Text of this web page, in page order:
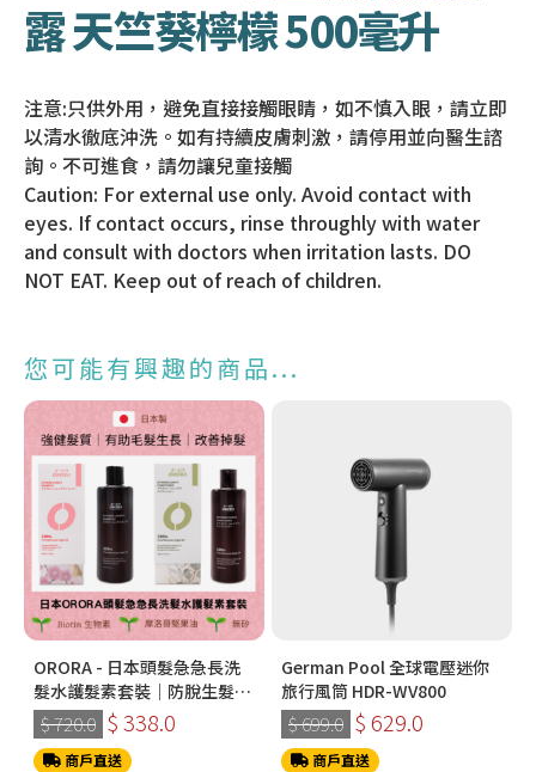
露 天竺葵檸檬 500毫升
注意:只供外用，避免直接接觸眼睛，如不慎入眼，請立即
以清水徹底沖洗。如有持續皮膚刺激，請停用並向醫生諮
詢。不可進食，請勿讓兒童接觸
Caution: For external use only. Avoid contact with
eyes. If contact occurs, rinse throughly with water
and consult with doctors when irritation lasts. DO
NOT EAT. Keep out of reach of children.
您可能有興趣的商品...
ORORA - 日本頭髮急急長洗
髮水護髮素套裝｜防脫生髮之
選$ 720.0 $ 338.0
商戶直送
German Pool 全球電壓迷你
旅行風筒 HDR-WV800
$ 699.0 $ 629.0
商戶直送